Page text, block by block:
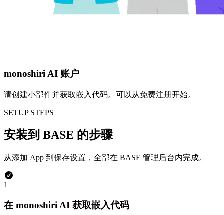
monoshiri AI 账户
请创建小部件并获取嵌入代码。可以从免费注册开始。
SETUP STEPS
安装到 BASE 的步骤
从添加 App 到保存设置，全部在 BASE 管理后台内完成。
1
在 monoshiri AI 获取嵌入代码